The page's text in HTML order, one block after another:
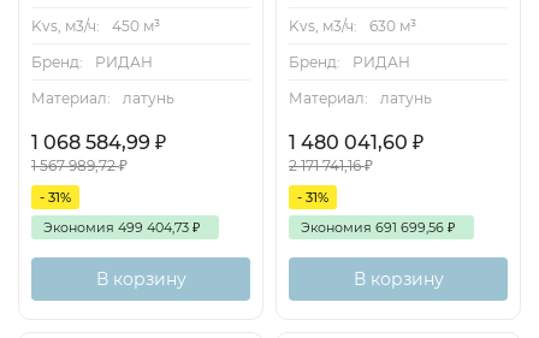
Kvs, м3/ч:
450 м³
Бренд:
РИДАН
Материал:
латунь
1 068 584,99 ₽
1 567 989,72₽
- 31%
Экономия 499 404,73 ₽
В корзину
Kvs, м3/ч:
630 м³
Бренд:
РИДАН
Материал:
латунь
1 480 041,60 ₽
2 171 741,16₽
- 31%
Экономия 691 699,56 ₽
В корзину